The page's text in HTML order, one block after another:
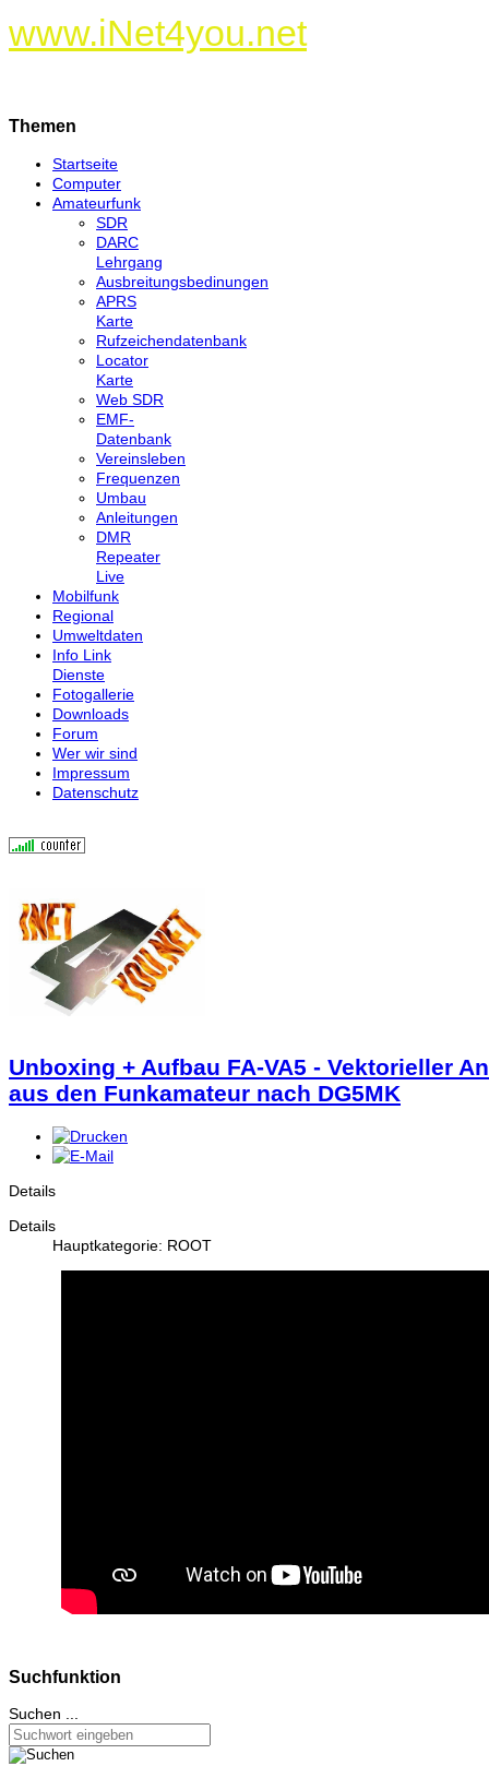
www.iNet4you.net
Themen
Startseite
Computer
Amateurfunk
SDR
DARC
Lehrgang
Ausbreitungsbedinungen
APRS
Karte
Rufzeichendatenbank
Locator
Karte
Web SDR
EMF-
Datenbank
Vereinsleben
Frequenzen
Umbau
Anleitungen
DMR
Repeater
Live
Mobilfunk
Regional
Umweltdaten
Info Link
Dienste
Fotogallerie
Downloads
Forum
Wer wir sind
Impressum
Datenschutz
Unboxing + Aufbau FA-VA5 - Vektorieller
aus den Funkamateur nach DG5MK
Details
Details
Hauptkategorie: ROOT
Suchfunktion
Suchen ...